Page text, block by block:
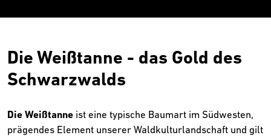
Die Weißtanne - das Gold des
Schwarzwalds
Die Weißtanne ist eine typische Baumart im Südwesten,
prägendes Element unserer Waldkulturlandschaft und gilt